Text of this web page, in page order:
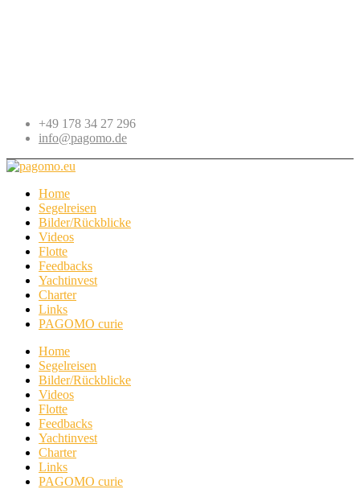
+49 178 34 27 296
info@pagomo.de
Home
Segelreisen
Bilder/Rückblicke
Videos
Flotte
Feedbacks
Yachtinvest
Charter
Links
PAGOMO curie
Home
Segelreisen
Bilder/Rückblicke
Videos
Flotte
Feedbacks
Yachtinvest
Charter
Links
PAGOMO curie